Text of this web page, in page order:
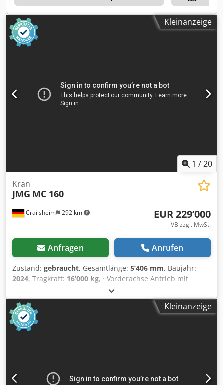
Lenkwinkel 90°/90° - Superelastikreifen Nicht kreidend,
Vorne: Nr.2 superelastich 23x10-12” Hinten: Nr.2
superelastich 18x7-8” Dkodpfxsztgh Se Aqrer -
Abnehmbare Kontergewichte 1360 kg - Proportional
ausfahrbarer hydraulischer Ausleger - Vorderachse
Automatisches Bremssystem an allen Rädern - Hergestellt
aus vorgefertigten und verschweißten Stahlplatten -
Kleinanzeige
1 /20
Crailsheim 292 km
Kran
JMG MC 160
EUR 229’000
VB zzgl. MwSt.
Anfragen Anrufen
Zustand: gebraucht, Gesamtlänge: 5’406 mm, Baujahr:
2024, Tragkraft: 16’000 kg, · Vorderachse Antrieb mit
gegenläufiger Bewegung Dksdpsztghfjfx Aqrsr ·
abnehmbare Kontergewichte · Vorderradantrieb, Nr. 2
Elektromotoren AC 10 kW 96V, Isolationsklasse H ·
Abnehmbare Kontergewichte: 5070 kg · 96V, 1035 Ah, 8
Arbeitsstunden · Reifen: vorne Nr. 4 superelastisch,
Betriebsbremse an allen Rädern, hydraulisch automatisch
Kleinanzeige